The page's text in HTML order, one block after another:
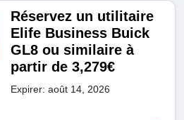
Réservez un utilitaire
Elife Business Buick
GL8 ou similaire à
partir de 3,279€
Expirer: août 14, 2026